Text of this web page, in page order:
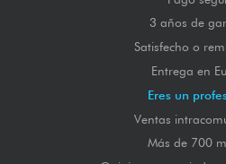
3 años de
Satisfecho o
Entrega en
Eres un
Ventas
Más de 700